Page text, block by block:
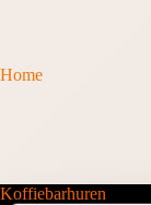
Home
Koffiebarhuren